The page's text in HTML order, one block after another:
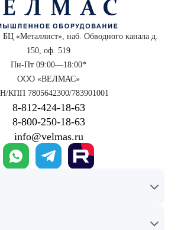
БЦ «Металлист», наб. Обводного канала д.
150, оф. 519
Пн-Пт 09:00—18:00*
ООО «ВЕЛМАС»
КПП 7805642300/783901001
8‑812‑424‑18‑63
8‑800‑250‑18‑63
info@velmas.ru